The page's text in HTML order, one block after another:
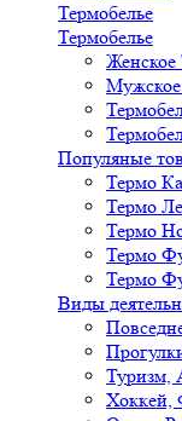
Термобелье
Термобелье
Женское
Мужское
Популяные
Термо
Термо
Термо
Термо
Термо
Виды
Туризм,
Хоккей,